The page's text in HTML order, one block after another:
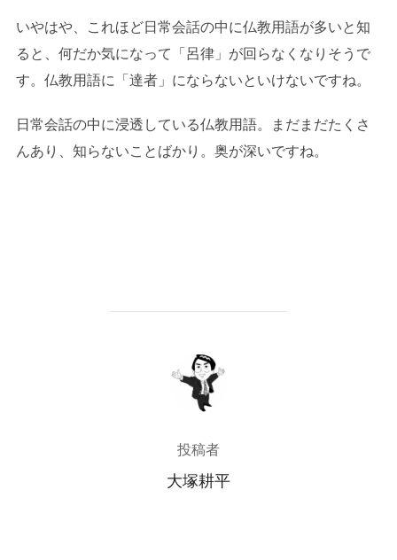
いやはや、これほど日常会話の中に仏教用語が多いと知
ると、何だか気になって「呂律」が回らなくなりそうで
す。仏教用語に「達者」にならないといけないですね。
日常会話の中に浸透している仏教用語。まだまだたくさ
んあり、知らないことばかり。奥が深いですね。
投稿者
投稿者
大塚耕平